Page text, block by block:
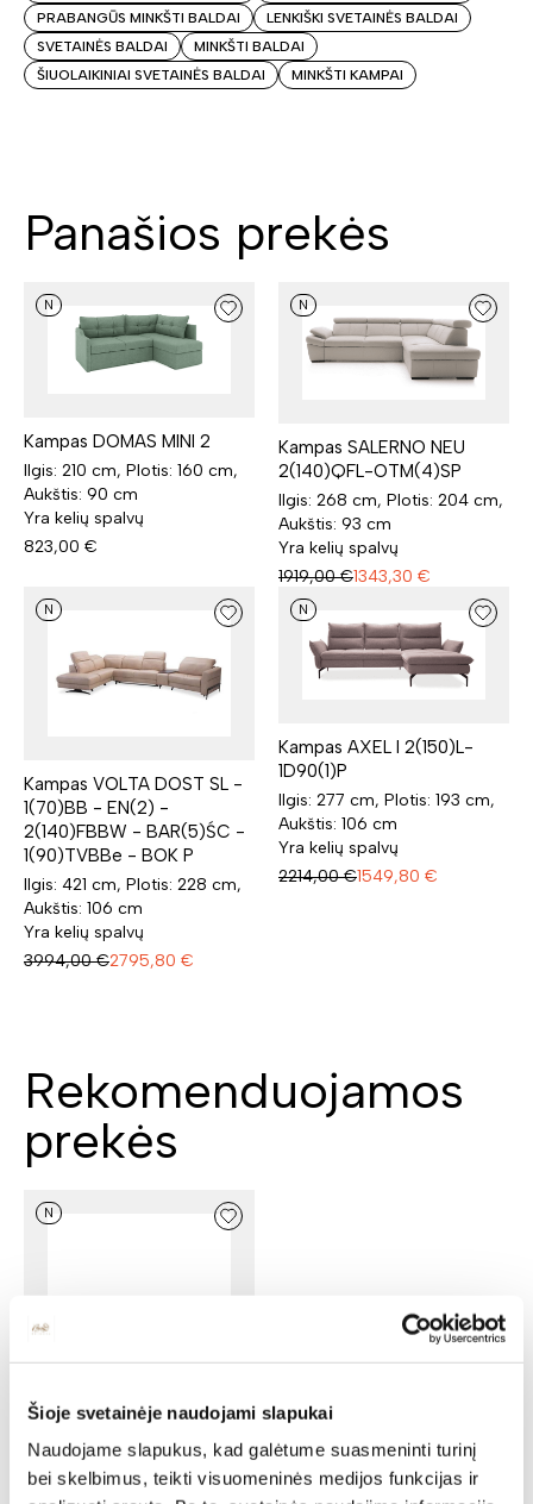
Šioje svetainėje naudojami slapukai
Naudojame slapukus, kad galėtume suasmeninti turinį
bei skelbimus, teikti visuomeninės medijos funkcijas ir
PRABANGŪS MINKŠTI BALDAI
LENKIŠKI SVETAINĖS BALDAI
SVETAINĖS BALDAI
MINKŠTI BALDAI
ŠIUOLAIKINIAI SVETAINĖS BALDAI
MINKŠTI KAMPAI
Panašios prekės
N
Kampas DOMAS MINI 2
Ilgis: 210 cm, Plotis: 160 cm,
Aukštis: 90 cm
Yra kelių spalvų
823,00 €
N
Kampas SALERNO NEU
2(140)QFL-OTM(4)SP
Ilgis: 268 cm, Plotis: 204 cm,
Aukštis: 93 cm
Yra kelių spalvų
1919,00 €1343,30 €
N
Kampas VOLTA DOST SL -
1(70)BB - EN(2) -
2(140)FBBW - BAR(5)ŚC -
1(90)TVBBe - BOK P
Ilgis: 421 cm, Plotis: 228 cm,
Aukštis: 106 cm
Yra kelių spalvų
3994,00 €2795,80 €
N
Kampas AXEL I 2(150)L-
1D90(1)P
Ilgis: 277 cm, Plotis: 193 cm,
Aukštis: 106 cm
Yra kelių spalvų
2214,00 €1549,80 €
Rekomenduojamos
prekės
N
Žurnalinis staliukas ZOOM
ZO-S2
Ilgis: 100 cm, Plotis: 60 cm,